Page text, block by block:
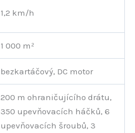
1,2 km/h
1 000 m²
bezkartáčový, DC motor
200 m ohraničujícího drátu,
350 upevňovacích háčků, 6
upevňovacích šroubů, 3